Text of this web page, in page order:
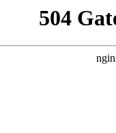
504